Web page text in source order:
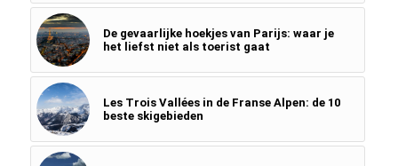
De gevaarlijke hoekjes van Parijs: waar je
het liefst niet als toerist gaat
Les Trois Vallées in de Franse Alpen: de 10
beste skigebieden